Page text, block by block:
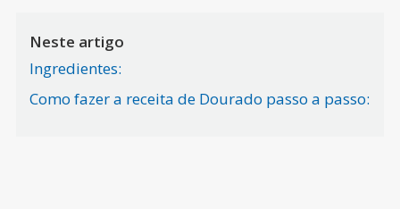
Neste artigo
Ingredientes:
Como fazer a receita de Dourado passo a passo: